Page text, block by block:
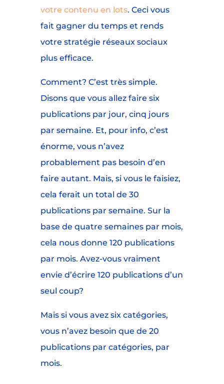
votre contenu en lots. Ceci vous
fait gagner du temps et rends
votre stratégie réseaux sociaux
plus efficace.
Comment? C’est très simple.
Disons que vous allez faire six
publications par jour, cinq jours
par semaine. Et, pour info, c’est
énorme, vous n’avez
probablement pas besoin d’en
faire autant. Mais, si vous le faisiez,
cela ferait un total de 30
publications par semaine. Sur la
base de quatre semaines par mois,
cela nous donne 120 publications
par mois. Avez-vous vraiment
envie d’écrire 120 publications d’un
seul coup?
Mais si vous avez six catégories,
vous n’avez besoin que de 20
publications par catégories, par
mois.